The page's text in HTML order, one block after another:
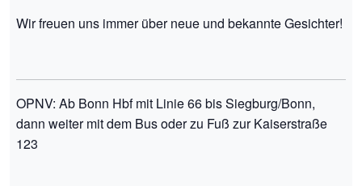
Wir freuen uns immer über neue und bekannte Gesichter!
OPNV: Ab Bonn Hbf mit Linie 66 bis Siegburg/Bonn,
dann weiter mit dem Bus oder zu Fuß zur Kaiserstraße
123